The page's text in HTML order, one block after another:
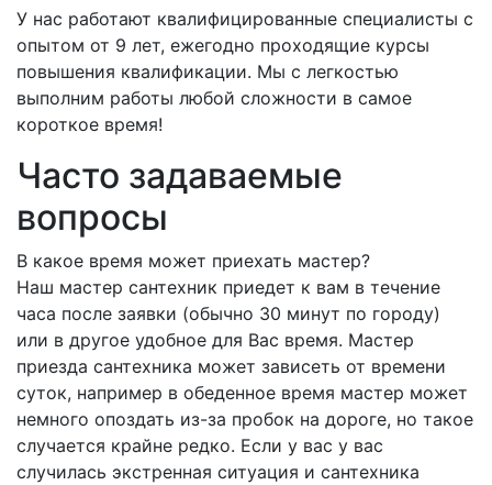
У нас работают квалифицированные специалисты с
опытом от 9 лет, ежегодно проходящие курсы
повышения квалификации. Мы с легкостью
выполним работы любой сложности в самое
короткое время!
Часто задаваемые
вопросы
В какое время может приехать мастер?
Наш мастер сантехник приедет к вам в течение
часа после заявки (обычно 30 минут по городу)
или в другое удобное для Вас время. Мастер
приезда сантехника может зависеть от времени
суток, например в обеденное время мастер может
немного опоздать из-за пробок на дороге, но такое
случается крайне редко. Если у вас у вас
случилась экстренная ситуация и сантехника